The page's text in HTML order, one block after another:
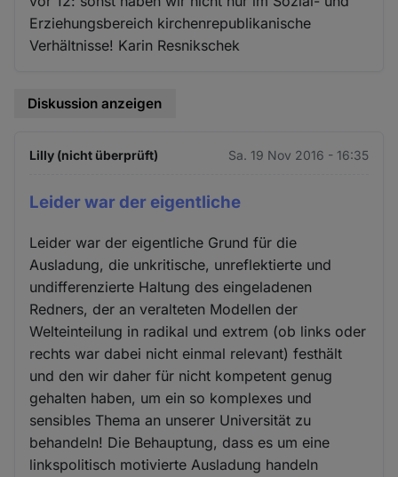
Erziehungsbereich kirchenrepublikanische
Verhältnisse! Karin Resnikschek
Diskussion anzeigen
Lilly (nicht überprüft) Sa. 19 Nov 2016 - 16:35
Leider war der eigentliche
Leider war der eigentliche Grund für die
Ausladung, die unkritische, unreflektierte und
undifferenzierte Haltung des eingeladenen
Redners, der an veralteten Modellen der
Welteinteilung in radikal und extrem (ob links oder
rechts war dabei nicht einmal relevant) festhält
und den wir daher für nicht kompetent genug
gehalten haben, um ein so komplexes und
sensibles Thema an unserer Universität zu
behandeln! Die Behauptung, dass es um eine
linkspolitisch motivierte Ausladung handeln